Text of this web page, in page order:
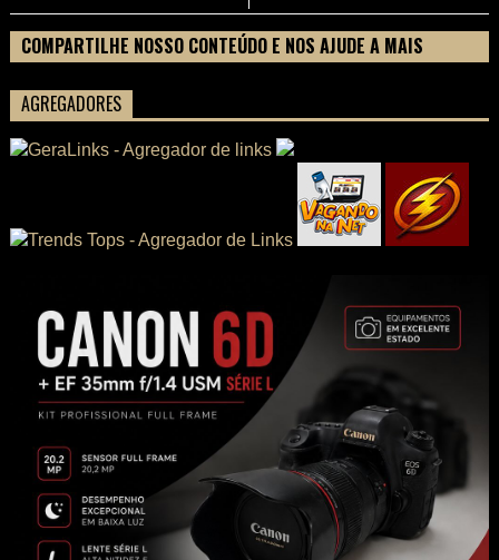
COMPARTILHE NOSSO CONTEÚDO E NOS AJUDE A MAIS
AGREGADORES